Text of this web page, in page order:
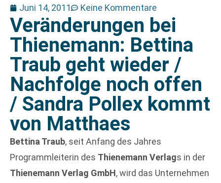
Juni 14, 2011 Keine Kommentare
Veränderungen bei
Thienemann: Bettina
Traub geht wieder /
Nachfolge noch offen
/ Sandra Pollex kommt
von Matthaes
Bettina Traub, seit Anfang des Jahres
Programmleiterin des Thienemann Verlags in der
Thienemann Verlag GmbH, wird das Unternehmen